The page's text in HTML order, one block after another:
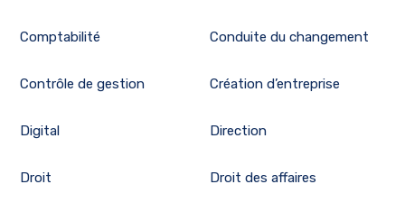
Comptabilité Conduite du changement
Contrôle de gestion Création d’entreprise
Digital Direction
Droit Droit des affaires